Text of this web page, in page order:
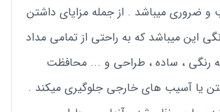
و ضروری میباشد . از جمله مزایای داشتن
این میباشد که به راحتی از تمامی مداد
رنگی ، ساده ، طراحی و ... محافظت
یا آسیب های خارجی جلوگیری میکند .